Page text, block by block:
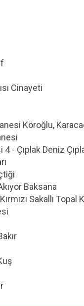
Cinayeti
Köroğlu,
- Çıplak Deniz
Baksana
Sakallı Topal